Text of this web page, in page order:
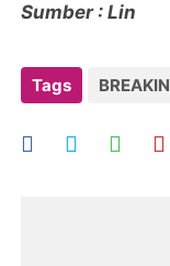
Sumber : Lin
Tags